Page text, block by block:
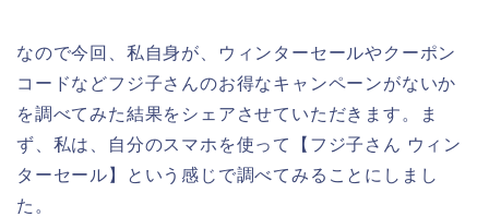
なので今回、私自身が、ウィンターセールやクーポン
コードなどフジ子さんのお得なキャンペーンがないか
を調べてみた結果をシェアさせていただきます。ま
ず、私は、自分のスマホを使って【フジ子さん ウィン
ターセール】という感じで調べてみることにしまし
た。